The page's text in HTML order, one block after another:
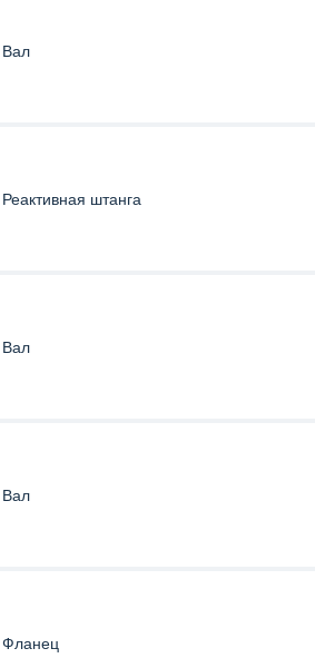
Вал
Реактивная штанга
Вал
Вал
Фланец